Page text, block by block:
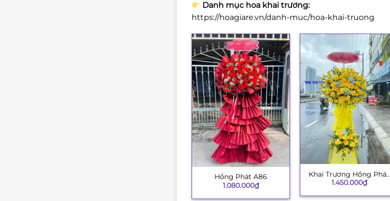
Danh mục hoa khai trương:
https://hoagiare.vn/danh-muc/hoa-khai-truong
Hồng Phát A86
1.080.000₫
+
Khai Trương Hồng Phát
003
1.450.000₫